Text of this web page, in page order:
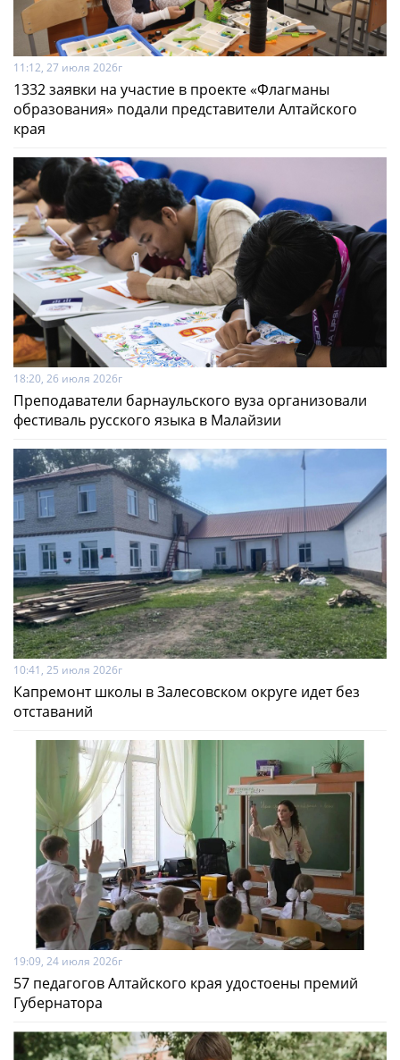
11:12, 27 июля 2026г
1332 заявки на участие в проекте «Флагманы
образования» подали представители Алтайского
края
18:20, 26 июля 2026г
Преподаватели барнаульского вуза организовали
фестиваль русского языка в Малайзии
10:41, 25 июля 2026г
Капремонт школы в Залесовском округе идет без
отставаний
19:09, 24 июля 2026г
57 педагогов Алтайского края удостоены премий
Губернатора